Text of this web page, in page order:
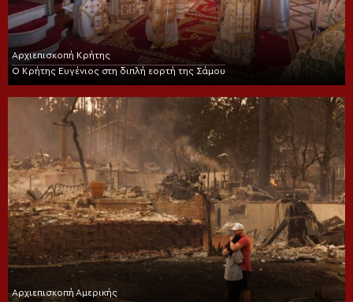
Αρχιεπισκοπή Κρήτης
Ο Κρήτης Ευγένιος στη διπλή εορτή της Σάμου
Αρχιεπισκοπή Αμερικής